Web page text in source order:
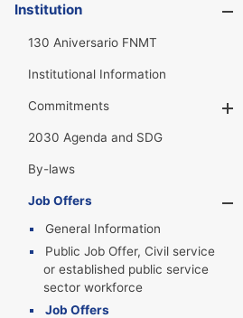
Institution
130 Aniversario FNMT
Institutional Information
Commitments
2030 Agenda and SDG
By-laws
Job Offers
General Information
Public Job Offer, Civil service
or established public service
sector workforce
Job Offers